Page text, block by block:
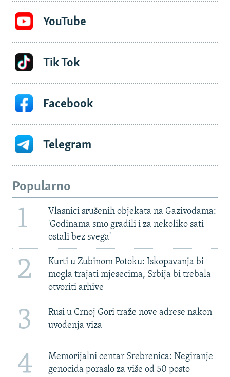
YouTube
Tik Tok
Facebook
Telegram
Popularno
1
Vlasnici srušenih objekata na Gazivodama:
'Godinama smo gradili i za nekoliko sati
ostali bez svega'
2
Kurti u Zubinom Potoku: Iskopavanja bi
mogla trajati mjesecima, Srbija bi trebala
otvoriti arhive
3
Rusi u Crnoj Gori traže nove adrese nakon
uvođenja viza
4
Memorijalni centar Srebrenica: Negiranje
genocida poraslo za više od 50 posto